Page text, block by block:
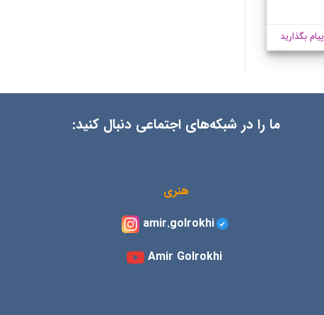
پیام بگذارید
ما را در شبکه‌های اجتماعی دنبال کنید:
هنری
amir.golrokhi
Amir Golrokhi